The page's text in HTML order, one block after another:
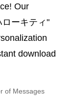
Our
ーキティ"
download
of Messages